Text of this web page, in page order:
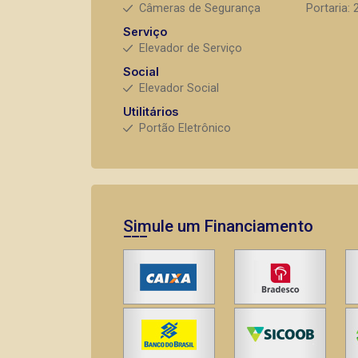
Câmeras de Segurança
Portaria:
Serviço
Elevador de Serviço
Social
Elevador Social
Utilitários
Portão Eletrônico
Simule um Financiamento